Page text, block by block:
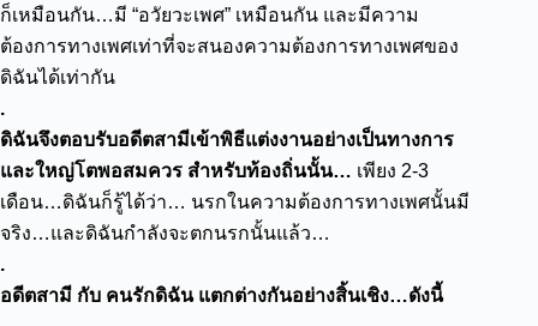
ก็เหมือนกัน…มี “อวัยวะเพศ” เหมือนกัน และมีความ
ต้องการทางเพศเท่าที่จะสนองความต้องการทางเพศของ
ดิฉันได้เท่ากัน
.
ดิฉันจึงตอบรับอดีตสามีเข้าพิธีแต่งงานอย่างเป็นทางการ
และใหญ่โตพอสมควร สำหรับท้องถิ่นนั้น… เพียง 2-3
เดือน…ดิฉันก็รู้ได้ว่า… นรกในความต้องการทางเพศนั้นมี
จริง…และดิฉันกำลังจะตกนรกนั้นแล้ว…
.
อดีตสามี กับ คนรักดิฉัน แตกต่างกันอย่างสิ้นเชิง…ดังนี้